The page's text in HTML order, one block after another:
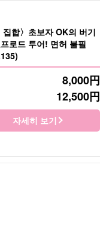
합〉초보자 OK의 버기
로드 투어! 면허 불필
8,000円
12,500円
자세히 보기